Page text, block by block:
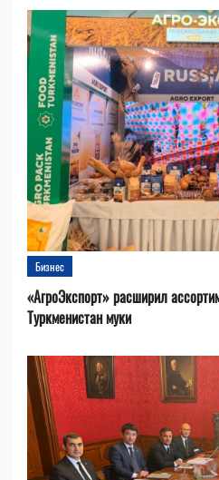
Бизнес
«АгроЭкспорт» расширил
Туркменистан муки